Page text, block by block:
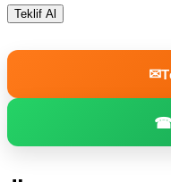
Teklif Al